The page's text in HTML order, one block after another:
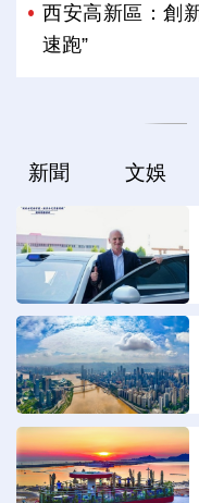
西安高新區：創
速跑”
新聞 文娛